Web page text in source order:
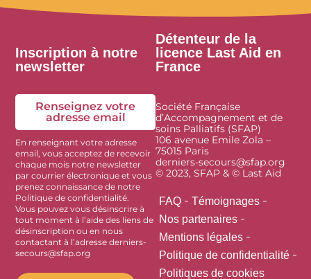
Inscription à notre
newsletter
Renseignez votre
adresse email
En renseignant votre adresse
email, vous acceptez de recevoir
chaque mois notre newsletter
par courrier électronique et vous
prenez connaissance de notre
Politique de confidentialité.
Vous pouvez vous désinscrire à
tout moment à l’aide des liens de
désinscription ou en nous
contactant à l’adresse derniers-
secours@sfap.org
Détenteur de la
licence Last Aid en
France
Société Française
d’Accompagnement et de
soins Palliatifs (SFAP)
106 avenue Emile Zola –
75015 Paris
derniers-secours@sfap.org
© 2023, SFAP & © Last Aid
FAQ
Témoignages
Nos partenaires
Mentions légales
Politique de confidentialité
Politiques de cookies